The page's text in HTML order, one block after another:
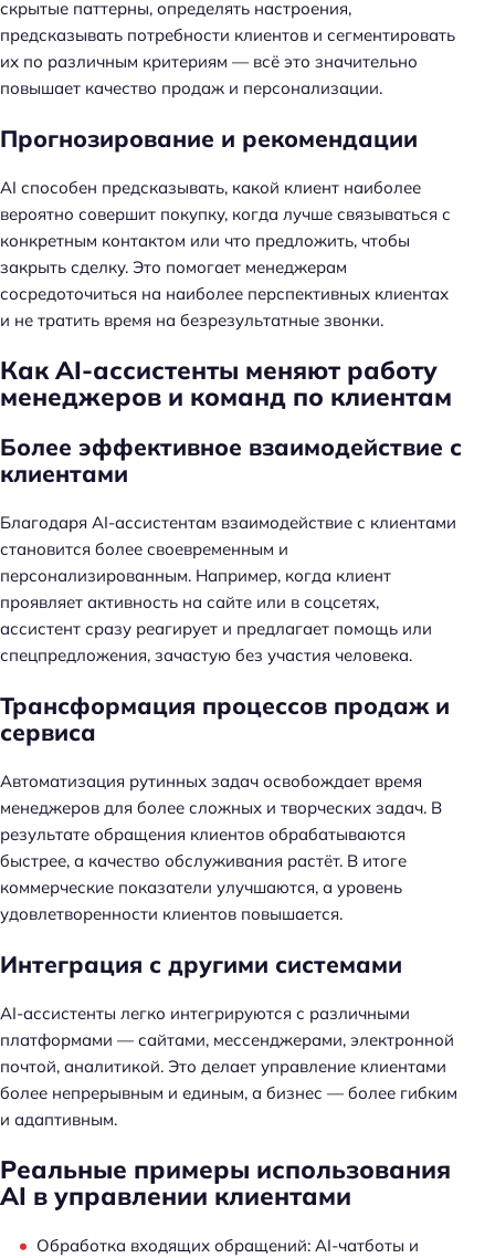
скрытые паттерны, определять настроения,
предсказывать потребности клиентов и сегментировать
их по различным критериям — всё это значительно
повышает качество продаж и персонализации.
Прогнозирование и рекомендации
AI способен предсказывать, какой клиент наиболее
вероятно совершит покупку, когда лучше связываться с
конкретным контактом или что предложить, чтобы
закрыть сделку. Это помогает менеджерам
сосредоточиться на наиболее перспективных клиентах
и не тратить время на безрезультатные звонки.
Как AI-ассистенты меняют работу
менеджеров и команд по клиентам
Более эффективное взаимодействие с
клиентами
Благодаря AI-ассистентам взаимодействие с клиентами
становится более своевременным и
персонализированным. Например, когда клиент
проявляет активность на сайте или в соцсетях,
ассистент сразу реагирует и предлагает помощь или
спецпредложения, зачастую без участия человека.
Трансформация процессов продаж и
сервиса
Автоматизация рутинных задач освобождает время
менеджеров для более сложных и творческих задач. В
результате обращения клиентов обрабатываются
быстрее, а качество обслуживания растёт. В итоге
коммерческие показатели улучшаются, а уровень
удовлетворенности клиентов повышается.
Интеграция с другими системами
AI-ассистенты легко интегрируются с различными
платформами — сайтами, мессенджерами, электронной
почтой, аналитикой. Это делает управление клиентами
более непрерывным и единым, а бизнес — более гибким
и адаптивным.
Реальные примеры использования
AI в управлении клиентами
Обработка входящих обращений: AI-чатботы и